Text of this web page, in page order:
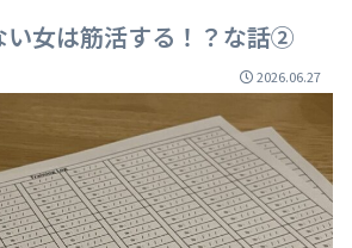
い女は筋活する！？な話②
2026.06.27